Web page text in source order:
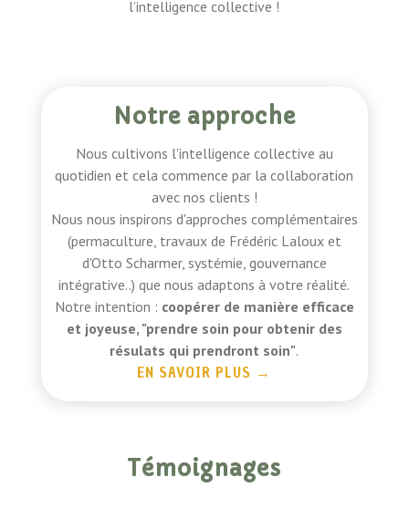
l’intelligence collective !
Notre approche
Nous cultivons l'intelligence collective au
quotidien et cela commence par la collaboration
avec nos clients !
Nous nous inspirons d'approches complémentaires
(permaculture, travaux de Frédéric Laloux et
d'Otto Scharmer, systémie, gouvernance
intégrative..) que nous adaptons à votre réalité.
Notre intention : coopérer de manière efficace
et joyeuse, "prendre soin pour obtenir des
résulats qui prendront soin".
EN SAVOIR PLUS →
Témoignages